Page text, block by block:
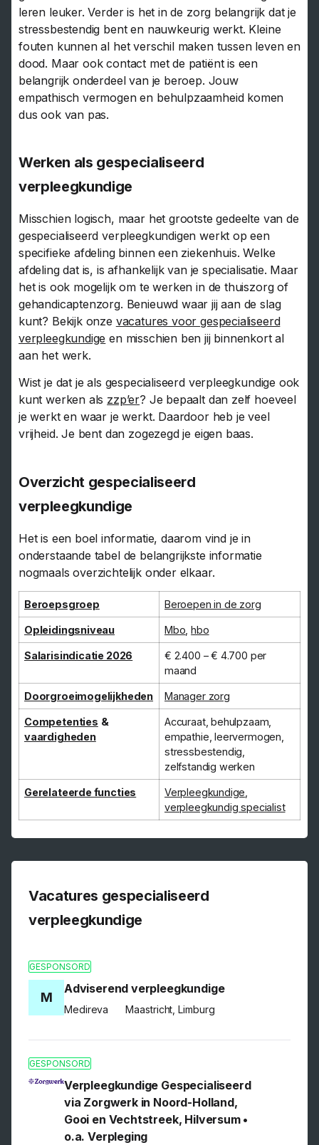
leren leuker. Verder is het in de zorg belangrijk dat je
stressbestendig bent en nauwkeurig werkt. Kleine
fouten kunnen al het verschil maken tussen leven en
dood. Maar ook contact met de patiënt is een
belangrijk onderdeel van je beroep. Jouw
empathisch vermogen en behulpzaamheid komen
dus ook van pas.
Werken als gespecialiseerd
verpleegkundige
Misschien logisch, maar het grootste gedeelte van de
gespecialiseerd verpleegkundigen werkt op een
specifieke afdeling binnen een ziekenhuis. Welke
afdeling dat is, is afhankelijk van je specialisatie. Maar
het is ook mogelijk om te werken in de thuiszorg of
gehandicaptenzorg. Benieuwd waar jij aan de slag
kunt? Bekijk onze vacatures voor gespecialiseerd
verpleegkundige en misschien ben jij binnenkort al
aan het werk.
Wist je dat je als gespecialiseerd verpleegkundige ook
kunt werken als zzp’er? Je bepaalt dan zelf hoeveel
je werkt en waar je werkt. Daardoor heb je veel
vrijheid. Je bent dan zogezegd je eigen baas.
Overzicht gespecialiseerd
verpleegkundige
Het is een boel informatie, daarom vind je in
onderstaande tabel de belangrijkste informatie
nogmaals overzichtelijk onder elkaar.
Beroepsgroep Beroepen in de zorg
Opleidingsniveau Mbo ,hbo
Salarisindicatie 2026
€ 2.400 – € 4.700 per
maand
Doorgroeimogelijkheden Manager zorg
Competenties &
vaardigheden
Accuraat, behulpzaam,
empathie, leervermogen,
stressbestendig,
zelfstandig werken
Gerelateerde functies Verpleegkundige
verpleegkundig specialist
Vacatures gespecialiseerd
verpleegkundige
GESPONSORD
M
Adviserend verpleegkundige
Medireva Maastricht, Limburg
GESPONSORD
Verpleegkundige Gespecialiseerd
via Zorgwerk in Noord-Holland,
Gooi en Vechtstreek, Hilversum •
o.a. Verpleging